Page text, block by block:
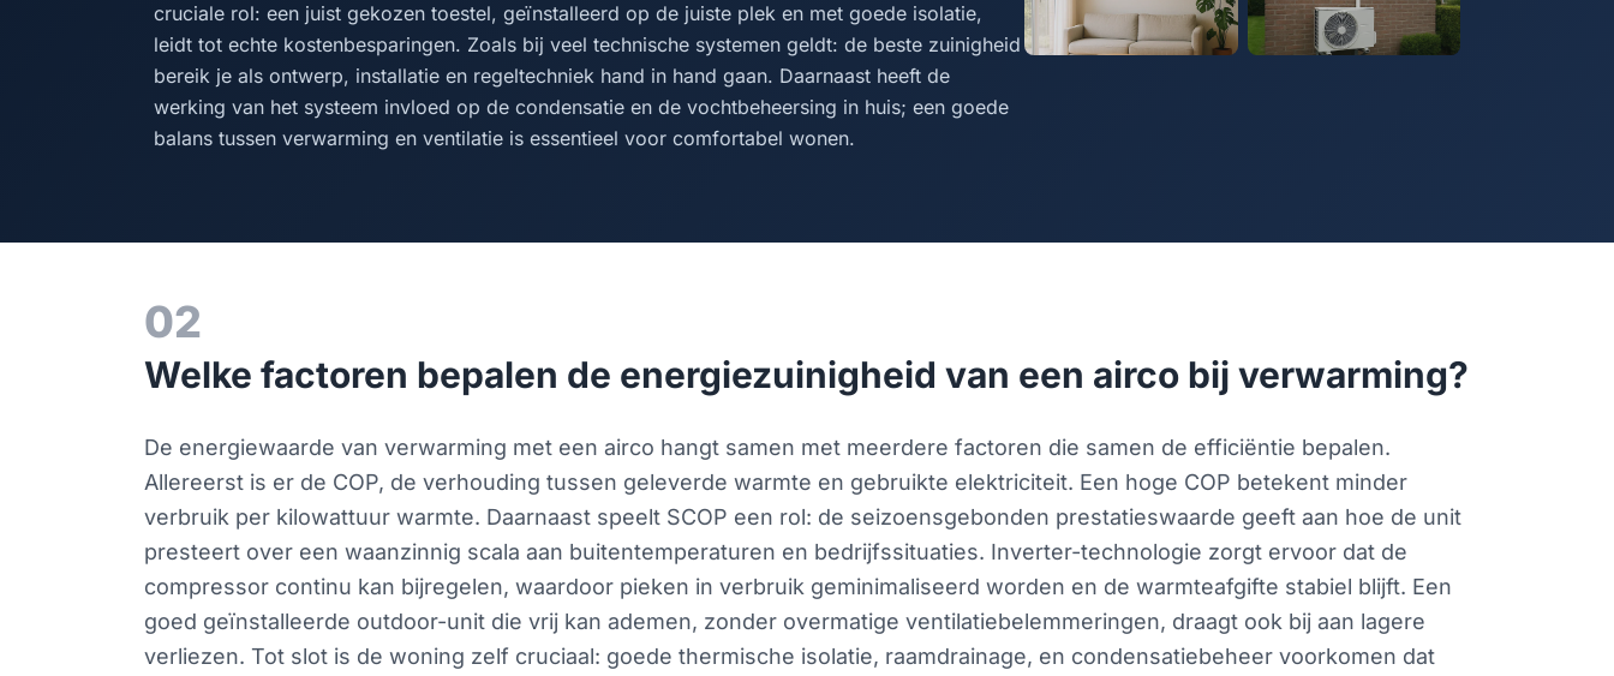
cruciale rol: een juist gekozen toestel, geïnstalleerd op de juiste plek en met goede isolatie,
leidt tot echte kostenbesparingen. Zoals bij veel technische systemen geldt: de beste zuinigheid
bereik je als ontwerp, installatie en regeltechniek hand in hand gaan. Daarnaast heeft de
werking van het systeem invloed op de condensatie en de vochtbeheersing in huis; een goede
balans tussen verwarming en ventilatie is essentieel voor comfortabel wonen.
02
Welke factoren bepalen de energiezuinigheid van een airco bij verwarming?
De energiewaarde van verwarming met een airco hangt samen met meerdere factoren die samen de efficiëntie bepalen.
Allereerst is er de COP, de verhouding tussen geleverde warmte en gebruikte elektriciteit. Een hoge COP betekent minder
verbruik per kilowattuur warmte. Daarnaast speelt SCOP een rol: de seizoensgebonden prestatieswaarde geeft aan hoe de unit
presteert over een waanzinnig scala aan buitentemperaturen en bedrijfssituaties. Inverter-technologie zorgt ervoor dat de
compressor continu kan bijregelen, waardoor pieken in verbruik geminimaliseerd worden en de warmteafgifte stabiel blijft. Een
goed geïnstalleerde outdoor-unit die vrij kan ademen, zonder overmatige ventilatiebelemmeringen, draagt ook bij aan lagere
verliezen. Tot slot is de woning zelf cruciaal: goede thermische isolatie, raamdrainage, en condensatiebeheer voorkomen dat